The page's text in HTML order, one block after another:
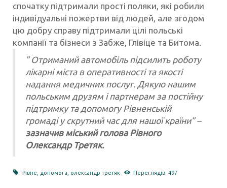
спочатку підтримали прості поляки, які робили
індивідуальні пожертви від людей, але згодом
цю добру справу підтримали цілі польські
компанії та бізнеси з Забже, Глівіце та Битома.
” Отриманий автомобіль підсилить роботу
лікарні міста в оперативності та якості
надання медичних послуг. Дякую нашим
польським друзям і партнерам за постійну
підтримку та допомогу Рівненській
громаді у скрутний час для нашої країни” –
зазначив міський голова Рівного
Олександр Третяк.
Рівне допомога олександр третяк Переглядів: 497